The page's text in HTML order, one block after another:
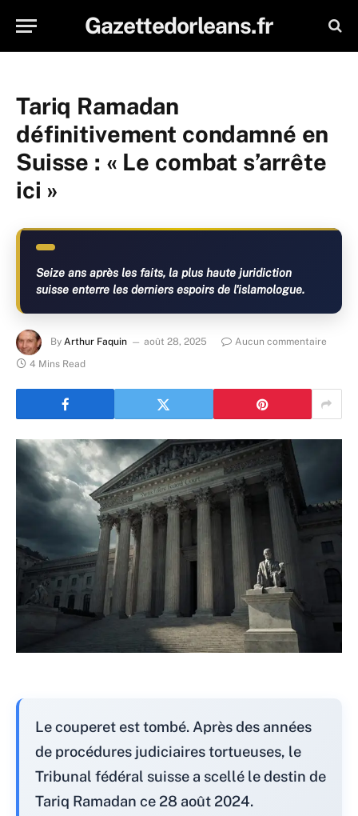
Gazettedorleans.fr
Tariq Ramadan
définitivement condamné en
Suisse : « Le combat s’arrête
ici »
Seize ans après les faits, la plus haute juridiction
suisse enterre les derniers espoirs de l'islamologue.
By Arthur Faquin août 28, 2025
Aucun commentaire
4 Mins Read
Le couperet est tombé. Après des années
de procédures judiciaires tortueuses, le
Tribunal fédéral suisse a scellé le destin de
Tariq Ramadan ce 28 août 2024.